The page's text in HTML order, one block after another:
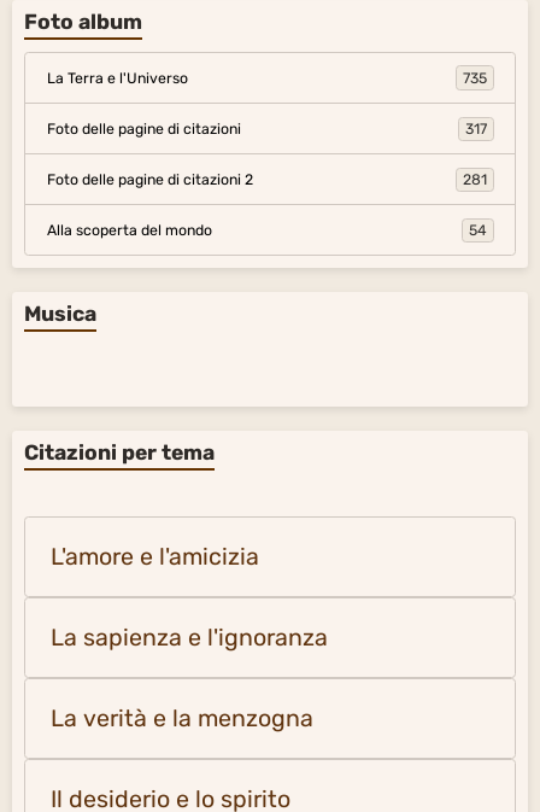
Foto album
La Terra e l'Universo 735
Foto delle pagine di citazioni 317
Foto delle pagine di citazioni 2 281
Alla scoperta del mondo 54
Musica
Citazioni per tema
L'amore e l'amicizia
La sapienza e l'ignoranza
La verità e la menzogna
Il desiderio e lo spirito